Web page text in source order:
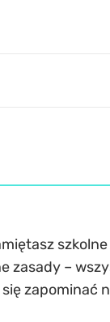
zasady –
zapominać